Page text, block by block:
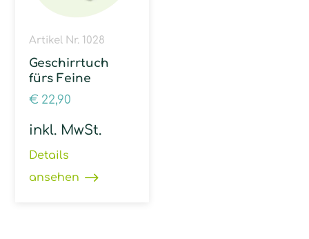
Artikel Nr. 1028
Geschirrtuch
fürs Feine
€ 22,90
inkl. MwSt.
Details
ansehen